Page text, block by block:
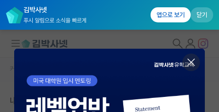
김박사넷
푸시 알림으로 소식을 빠르게
앱으로 보기 닫기
대학원생 모집
국내대학원 정보
커뮤니티 홈
내년 서울대,카이스트 지원 컨택